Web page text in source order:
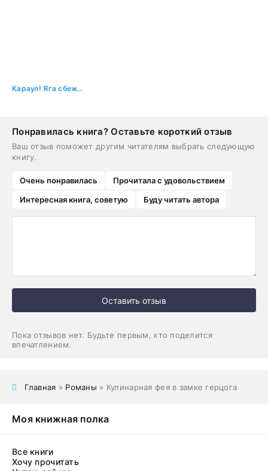
Караул! Яга сбежала!
Понравилась книга? Оставьте короткий отзыв
Ваш отзыв поможет другим читателям выбрать следующую
книгу.
Очень понравилась
Прочитала с удовольствием
Интересная книга, советую
Буду читать автора
Оставить отзыв
Пока отзывов нет. Будьте первым, кто поделится
впечатлением.
Главная » Романы » Кулинарная фея в замке герцога
Моя книжная полка
Все книги
Хочу прочитать